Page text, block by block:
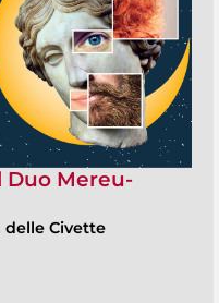
Duo Mereu-
delle Civette